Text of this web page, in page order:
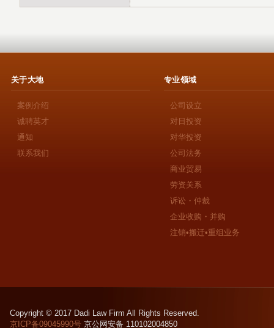
关于大地
案例介绍
诚聘英才
通知
联系我们
专业领域
公司设立
对日投资
对华投资
公司法务
商业贸易
劳资关系
诉讼・仲裁
企业收购・并购
注销•搬迁•重组业务
Copyright © 2017 Dadi Law Firm All Rights Reserved.
京ICP备09045990号京公网安备 110102004850